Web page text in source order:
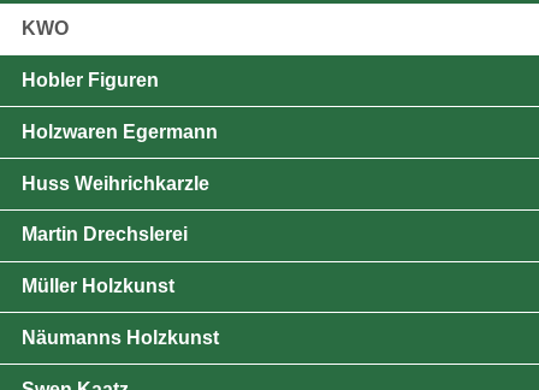
KWO
Hobler Figuren
Holzwaren Egermann
Huss Weihrichkarzle
Martin Drechslerei
Müller Holzkunst
Näumanns Holzkunst